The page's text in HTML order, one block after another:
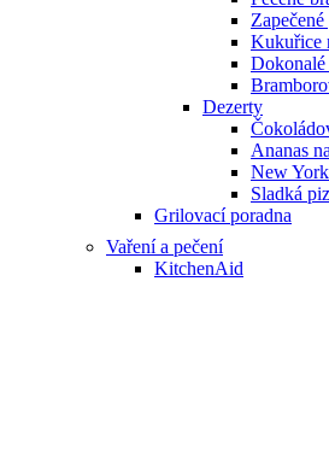
Kukuřice
Dokonalé
Dezerty
Ananas
New
Sladká
Grilovací poradna
Vaření a pečení
KitchenAid